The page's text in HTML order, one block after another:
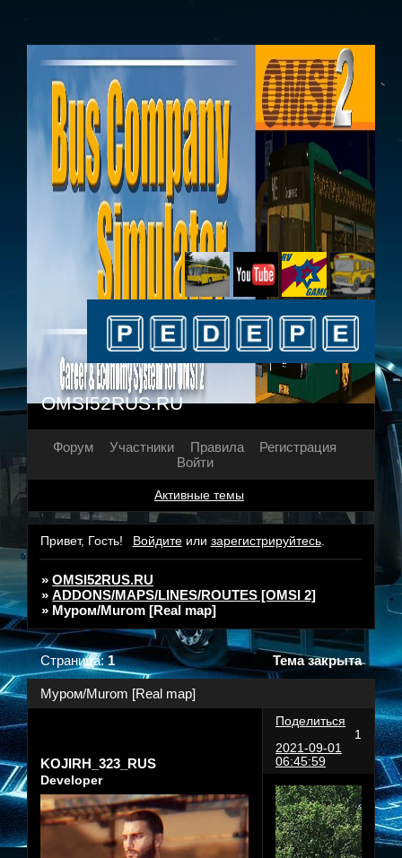
OMSI52RUS.RU
Форум Участники Правила
Регистрация
Войти
Активные темы
Привет, Гость! Войдитеили зарегистрируйтесь.
»OMSI52RUS.RU
»ADDONS/MAPS/LINES/ROUTES [OMSI 2]
» Муром/Murom [Real map]
Муром/Murom [Real map]
Страница:1 Тема закрыта
Поделиться
1
2021-09-01
06:45:59
KOJIRH_323_RUS
Developer